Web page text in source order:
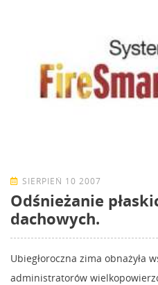
SIERPIEŃ 10 2007
Odśnieżanie
dachowych.
Ubiegłoroczna zima obnażyła
administratorów